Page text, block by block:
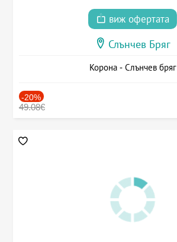
виж офертата
Слънчев Бряг
Корона - Слънчев бряг
-20%
49.08€